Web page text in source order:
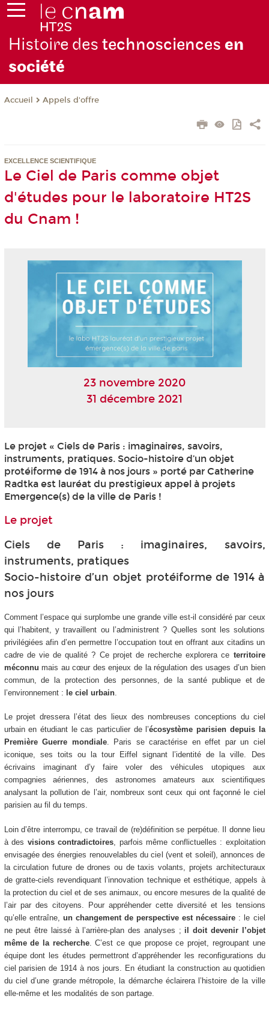
Histoire des technosciences en
société
Accueil Appels d'offre
EXCELLENCE SCIENTIFIQUE
Le Ciel de Paris comme objet
d'études pour le laboratoire HT2S
du Cnam !
23 novembre 2020
31 décembre 2021
Le projet « Ciels de Paris : imaginaires, savoirs,
instruments, pratiques. Socio-histoire d’un objet
protéiforme de 1914 à nos jours » porté par Catherine
Radtka est lauréat du prestigieux appel à projets
Emergence(s) de la ville de Paris !
Le projet
Ciels de Paris : imaginaires, savoirs,
instruments, pratiques
Socio-histoire d’un objet protéiforme de 1914 à
nos jours
Comment l’espace qui surplombe une grande ville est-il considéré par ceux
qui l’habitent, y travaillent ou l’administrent ? Quelles sont les solutions
privilégiées afin d’en permettre l’occupation tout en offrant aux citadins un
cadre de vie de qualité ? Ce projet de recherche explorera ce territoire
méconnu mais au cœur des enjeux de la régulation des usages d’un bien
commun, de la protection des personnes, de la santé publique et de
l’environnement : le ciel urbain.
Le projet dressera l’état des lieux des nombreuses conceptions du ciel
urbain en étudiant le cas particulier de l’écosystème parisien depuis la
Première Guerre mondiale. Paris se caractérise en effet par un ciel
iconique, ses toits ou la tour Eiffel signant l’identité de la ville. Des
écrivains imaginant d’y faire voler des véhicules utopiques aux
compagnies aériennes, des astronomes amateurs aux scientifiques
analysant la pollution de l’air, nombreux sont ceux qui ont façonné le ciel
parisien au fil du temps.
Loin d’être interrompu, ce travail de (re)définition se perpétue. Il donne lieu
à des visions contradictoires , parfois même conflictuelles : exploitation
envisagée des énergies renouvelables du ciel (vent et soleil), annonces de
la circulation future de drones ou de taxis volants, projets architecturaux
de gratte-ciels revendiquant l’innovation technique et esthétique, appels à
la protection du ciel et de ses animaux, ou encore mesures de la qualité de
l’air par des citoyens. Pour appréhender cette diversité et les tensions
qu’elle entraîne, un changement de perspective est nécessaire : le ciel
ne peut être laissé à l’arrière-plan des analyses ; il doit devenir l’objet
même de la recherche. C’est ce que propose ce projet, regroupant une
équipe dont les études permettront d’appréhender les reconfigurations du
ciel parisien de 1914 à nos jours. En étudiant la construction au quotidien
du ciel d’une grande métropole, la démarche éclairera l’histoire de la ville
elle-même et les modalités de son partage.